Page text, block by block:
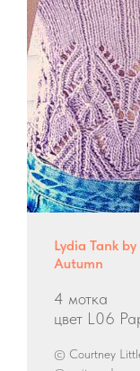
Lydia Tank
Autumn
4 мотка
цвет L06
© Courtney